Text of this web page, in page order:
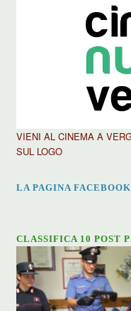
VIENI AL CINEMA A
SUL LOGO
LA PAGINA FACEBOOK
CLASSIFICA 10 POST